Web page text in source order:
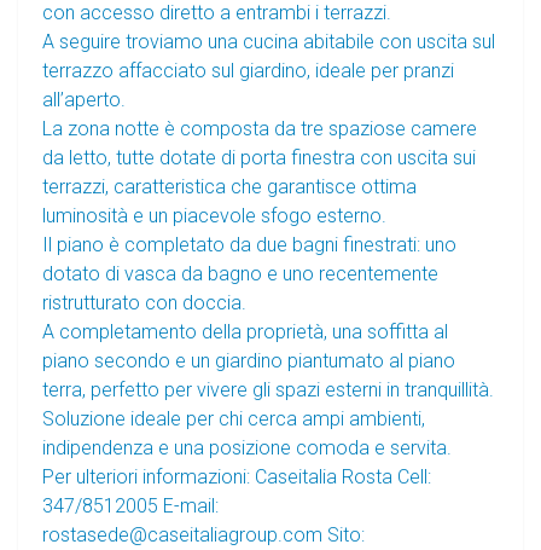
con accesso diretto a entrambi i terrazzi.
A seguire troviamo una cucina abitabile con uscita sul
terrazzo affacciato sul giardino, ideale per pranzi
all’aperto.
La zona notte è composta da tre spaziose camere
da letto, tutte dotate di porta finestra con uscita sui
terrazzi, caratteristica che garantisce ottima
luminosità e un piacevole sfogo esterno.
Il piano è completato da due bagni finestrati: uno
dotato di vasca da bagno e uno recentemente
ristrutturato con doccia.
A completamento della proprietà, una soffitta al
piano secondo e un giardino piantumato al piano
terra, perfetto per vivere gli spazi esterni in tranquillità.
Soluzione ideale per chi cerca ampi ambienti,
indipendenza e una posizione comoda e servita.
Per ulteriori informazioni: Caseitalia Rosta Cell:
347/8512005 E-mail:
rostasede@caseitaliagroup.com Sito: